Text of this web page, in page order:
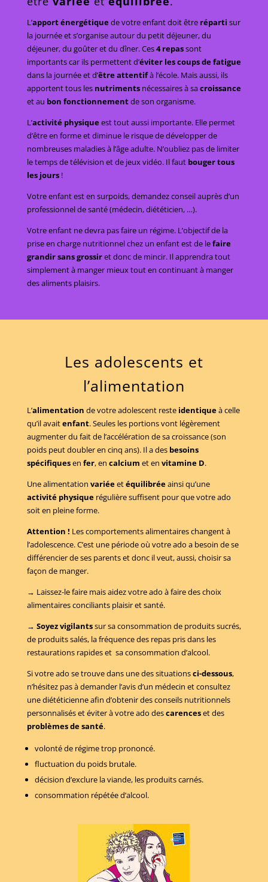
L’apport énergétiquede votre enfant doit être réparti sur
la journée et s’organise autour du petit déjeuner, du
déjeuner, du goûter et du dîner. Ces4 repassont
importants car ils permettent d’éviter les coups de fatigue
dans la journée et d’être attentifà l’école. Mais aussi, ils
apportent tous les nutrimentsnécessaires à sacroissance
et au bon fonctionnementde son organisme.
L’activité physiqueest tout aussi importante. Elle permet
d’être en forme et diminue le risque de développer de
nombreuses maladies à l’âge adulte. N’oubliez pas de limiter
le temps de télévision et de jeux vidéo. Il faut bouger tous
les jours!
Votre enfant est en surpoids, demandez conseil auprès d’un
professionnel de santé (médecin, diététicien, …).
Votre enfant ne devra pas faire un régime. L’objectif de la
prise en charge nutritionnel chez un enfant est de lefaire
grandir sans grossiret donc de mincir. Il apprendra tout
simplement à manger mieux tout en continuant à manger
des aliments plaisirs.
Les adolescents et
l’alimentation
L’alimentation de votre adolescent resteidentiqueà celle
qu’il avaitenfant. Seules les portions vont légèrement
augmenter du fait de l’accélération de sa croissance (son
poids peut doubler en cinq ans). Il a des besoins
spécifiquesen fer, en calcium et en vitamine D.
Une alimentation variéeetéquilibréeainsi qu’une
activité physiquerégulière suffisent pour que votre ado
soit en pleine forme.
Attention ! Les comportements alimentaires changent à
l’adolescence. C’est une période où votre ado a besoin de se
différencier de ses parents et donc il veut, aussi, choisir sa
façon de manger.
→ Laissez-le faire mais aidez votre ado à faire des choix
alimentaires conciliants plaisir et santé.
→ Soyez vigilantssur sa consommation de produits sucrés,
de produits salés, la fréquence des repas pris dans les
restaurations rapides et sa consommation d’alcool.
Si votre ado se trouve dans une des situationsci-dessous,
n’hésitez pas à demander l’avis d’un médecin et consultez
une diététicienne afin d’obtenir des conseils nutritionnels
personnalisés et éviter à votre ado descarenceset des
problèmes de santé.
volonté de régime trop prononcé.
fluctuation du poids brutale.
décision d’exclure la viande, les produits carnés.
consommation répétée d’alcool.